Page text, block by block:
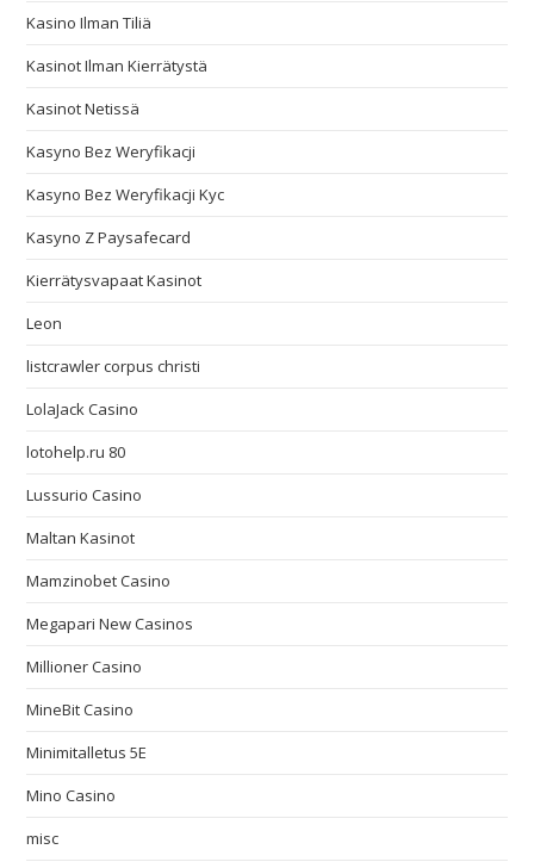
Kasino Ilman Tiliä
Kasinot Ilman Kierrätystä
Kasinot Netissä
Kasyno Bez Weryfikacji
Kasyno Bez Weryfikacji Kyc
Kasyno Z Paysafecard
Kierrätysvapaat Kasinot
Leon
listcrawler corpus christi
LolaJack Casino
lotohelp.ru 80
Lussurio Casino
Maltan Kasinot
Mamzinobet Casino
Megapari New Casinos
Millioner Casino
MineBit Casino
Minimitalletus 5E
Mino Casino
misc